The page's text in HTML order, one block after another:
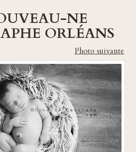
NE
ORLÉANS
Photo suivante